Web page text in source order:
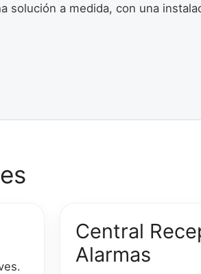
solución a medida, con una
Central
Alarmas